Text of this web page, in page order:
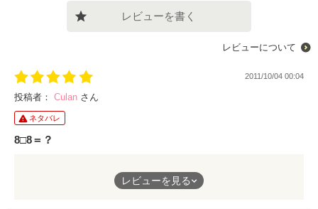
レビューを書く
レビューについて
2011/10/04 00:04
投稿者： Culan さん
ネタバレ
8□8＝？
レビューを見る